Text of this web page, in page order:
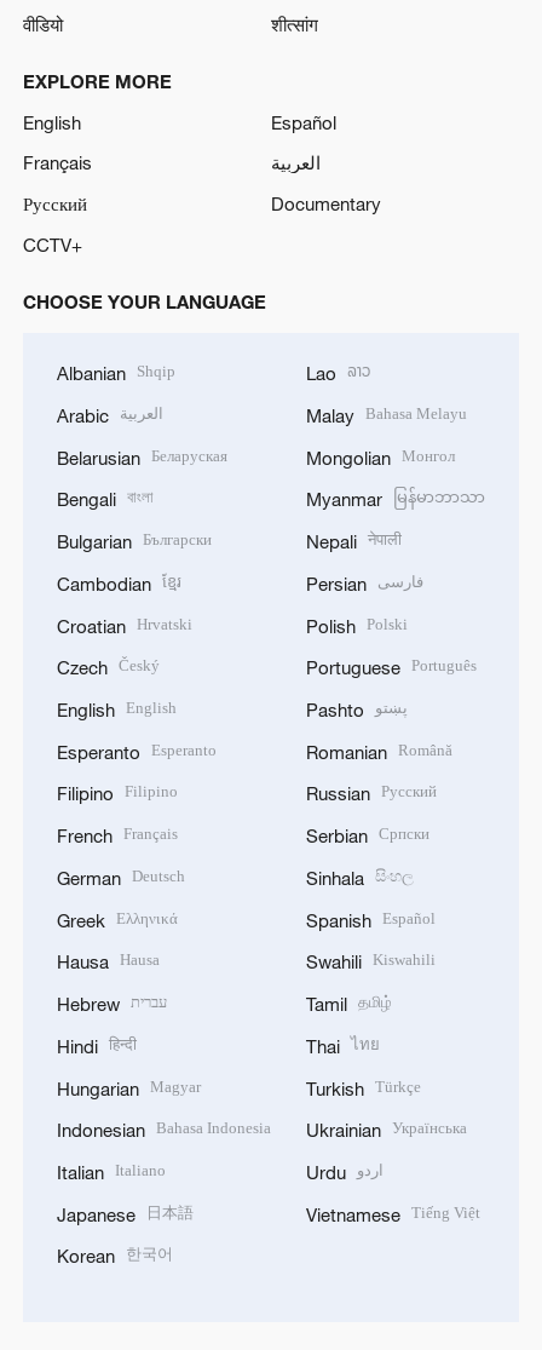
वीडियो
शीत्सांग
EXPLORE MORE
English
Español
Français
العربية
Русский
Documentary
CCTV+
CHOOSE YOUR LANGUAGE
Albanian Shqip
Arabic العربية
Belarusian Беларуская
Bengali বাংলা
Bulgarian Български
Cambodian ខ្មែរ
Croatian Hrvatski
Czech Český
English English
Esperanto Esperanto
Filipino Filipino
French Français
German Deutsch
Greek Ελληνικά
Hausa Hausa
Hebrew עברית
Hindi हिन्दी
Hungarian Magyar
Indonesian Bahasa Indonesia
Italian Italiano
Japanese 日本語
Korean 한국어
Lao ລາວ
Malay Bahasa Melayu
Mongolian Монгол
Myanmar မြန်မာဘာသာ
Nepali नेपाली
Persian فارسی
Polish Polski
Portuguese Português
Pashto پښتو
Romanian Română
Russian Русский
Serbian Српски
Sinhala සිංහල
Spanish Español
Swahili Kiswahili
Tamil தமிழ்
Thai ไทย
Turkish Türkçe
Ukrainian Українська
Urdu اردو
Vietnamese Tiếng Việt